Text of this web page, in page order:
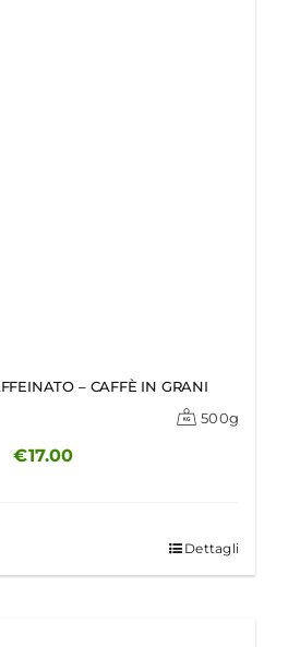
– CAFFÈ IN GRANI
500g
€17.00
Dettagli